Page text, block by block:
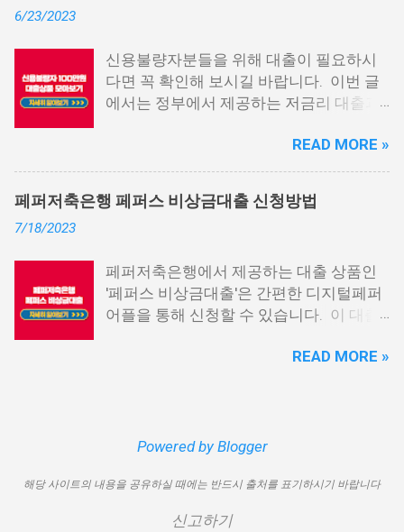
대출 상품은 휴대폰만 있으면 간편하게 신
청할 수 있으며, 통신 등급에 따라 대출이
가능합니다. 마치 신용등급처럼 등급별로
부 내역과 장기간에 걸쳐 통신사를 이용한
우량한 고객이면, 추가 혜택도 받을 수 있
습니다. 급히 자금이 필요한 경우, 소액 대
해야 할 수도 있습니다. 그러나 통신사 대
출을 고민해보셨다면, 무직자에게는 매우
기쁜 소식일 것입니다. 통신사 대출은 휴대
통신 사용량을 토대로 신용 등급을 부여하
다. 통신사 대출 및 통신 등급 대출이 가능
한 모바일 간편 대출 상품에 대한 안내를
가능한 곳 BEST03 1. 핀크 생활비 대출 핀
6/23/2023
신용불량자분들을 위해 대출이 필요하시
다면 꼭 확인해 보시길 바랍니다. 이번 글
에서는 정부에서 제공하는 저금리 대출과
상위 10개 상품을 추천해 드립니다. 📌 목
차 1. 소액생계비대출: 연체자 100만원 대
출 2. 신용회복위원회 성실상환자대출 3.
신용회복위원회 비대면 간편대출 4. 햇살
7. 국민행복기금 소액대출 8. 웰컴저축은
행 웰컴희망대출 9. 미래크레디트대부 10.
신용불량자 자동차담보대출 11. 결론 1. 소
생계비대출은 2023년 3월부터 시작된 정
니다. 단, 한정된 예산으로 가장 취약한 계
대 100만원으로 제한됩니다. 대출 기간은
1년이며, 대출금에 대해 연 15.9%의 금리
READ MORE »
페퍼저축은행 페퍼스 비상금대출 신청방법
7/18/2023
페퍼저축은행에서 제공하는 대출 상품인
'페퍼스 비상금대출'은 간편한 디지털페퍼
어플을 통해 신청할 수 있습니다. 이 대출
출 한도를 제공하며, 프리랜서 분들과 같이
출 상품은 최대 500만원까지 대출 가능하
대출 기간은 3년으로 정해져 있으며, 대출
자격은 추정소득 증빙 가능한 모든 분들이
READ MORE »
Powered by Blogger
해당 사이트의 내용을 공유하실 때에는 반드시 출처를 표기하시기 바랍니다
신고하기